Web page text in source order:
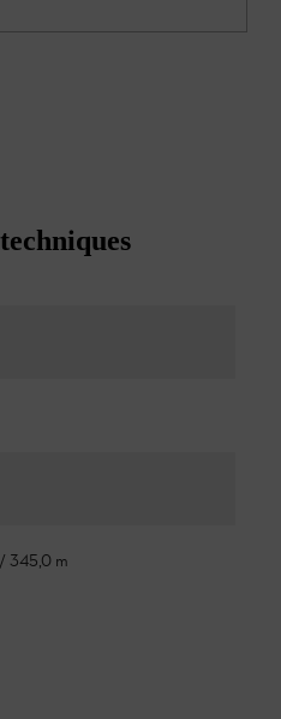
345,0 m